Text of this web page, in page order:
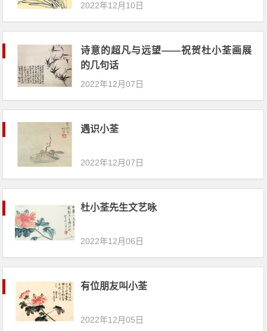
2022年12月10日
诗意的超凡与远望——祝贺杜小荃画展
的几句话
2022年12月07日
遇识小荃
2022年12月07日
杜小荃先生文艺咏
2022年12月06日
有位朋友叫小荃
2022年12月05日